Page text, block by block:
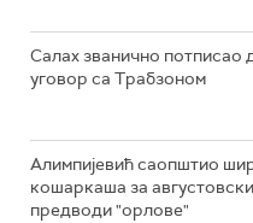
Салах званично
уговор са Трабзоном
Алимпијевић саопштио
кошаркаша за
предводи "орлове"